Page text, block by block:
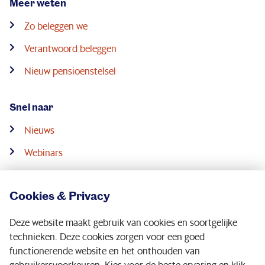
Cookies & Privacy
Deze website maakt gebruik van cookies en soortgelijke
technieken. Deze cookies zorgen voor een goed
functionerende website en het onthouden van
van het Klimaatakkoord van Parijs. De bedrijven die
uitgesloten uit de aandelenportefeuille. Op
De energietransitie: waar staan we nu?
Meer weten
Zo beleggen we
Verantwoord beleggen
Nieuw pensioenstelsel
Snel naar
Nieuws
Webinars
Service & contact